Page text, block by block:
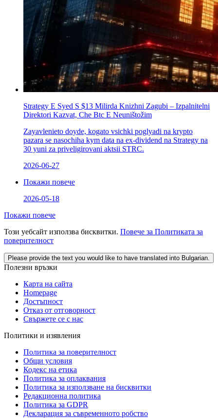
Strategy Е Syed S $13 Milirda Knizhni Zagubi – Izpalnitelni
Direktori Kazvat, Che Btc E Neuništožim
Zayavlenieto doyde, kogato vsichki poglyadi na krypto
pazara se nasochіha kym data na ex-dividend na Strategy na
30 yuni za priveligirovani aktsii STRC.
2026-06-27
Покажи повече
2026-05-18
Покажи повече
Този уебсайт използва бисквитки. Повече за Политиката за
поверителност
Please provide the text you would like to have translated into Bulgarian.
Полезни връзки
Карта на сайта
Homepage
Достъпност
Отказ от отговорност
Свържете се с нас
Политики и изявления
Политика за поверителност
Общи условия
Кодекс на етика
Политика за оплаквания
Политика за използване на бисквитки
Редакционна политика
Политика за GDPR
Декларация за съвременното робство